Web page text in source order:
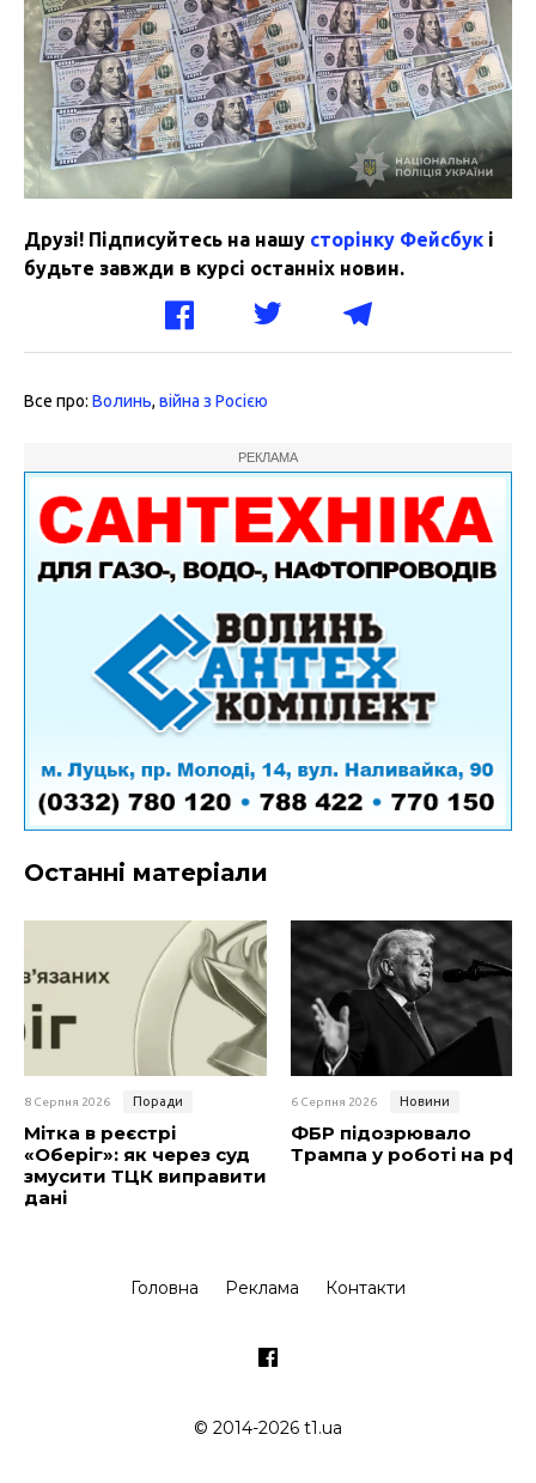
Друзі! Підписуйтесь на нашу сторінку Фейсбук і
будьте завжди в курсі останніх новин.
Все про: Волинь, війна з Росією
РЕКЛАМА
Останні матеріали
8 Серпня 2026 Поради
Мітка в реєстрі
«Оберіг»: як через суд
змусити ТЦК виправити
дані
6 Серпня 2026 Новини
ФБР підозрювало
Трампа у роботі на рф
Головна Реклама Контакти
© 2014-2026 t1.ua